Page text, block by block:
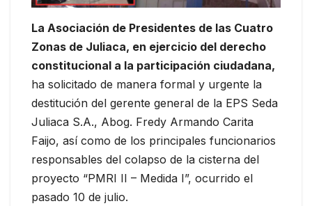
La Asociación de Presidentes de las Cuatro
Zonas de Juliaca, en ejercicio del derecho
constitucional a la participación ciudadana,
ha solicitado de manera formal y urgente la
destitución del gerente general de la EPS Seda
Juliaca S.A., Abog. Fredy Armando Carita
Faijo, así como de los principales funcionarios
responsables del colapso de la cisterna del
proyecto “PMRI II – Medida I”, ocurrido el
pasado 10 de julio.